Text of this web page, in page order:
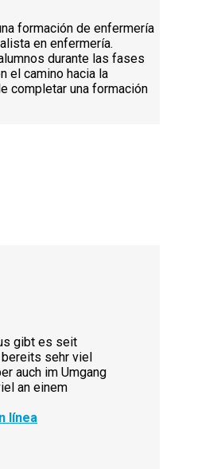
formación de enfermería
en enfermería.
durante las fases
el camino hacia la
completar una formación
gibt es seit
sehr viel
auch im Umgang
an einem
línea